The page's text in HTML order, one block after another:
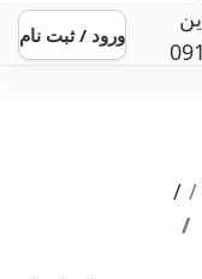
ورود / ثبت نام